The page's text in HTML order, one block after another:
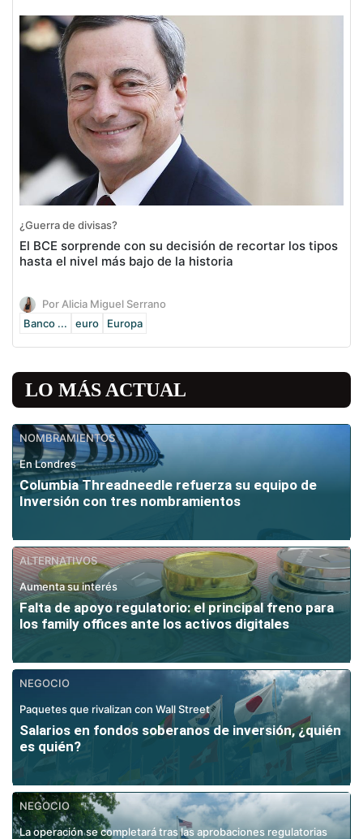
¿Guerra de divisas?
El BCE sorprende con su decisión de recortar los tipos
hasta el nivel más bajo de la historia
Por Alicia Miguel Serrano
Banco ...
euro Europa
LO MÁS ACTUAL
NOMBRAMIENTOS
En Londres
Columbia Threadneedle refuerza su equipo de
Inversión con tres nombramientos
ALTERNATIVOS
Aumenta su interés
Falta de apoyo regulatorio: el principal freno para
los family offices ante los activos digitales
NEGOCIO
Paquetes que rivalizan con Wall Street
Salarios en fondos soberanos de inversión, ¿quién
es quién?
NEGOCIO
La operación se completará tras las aprobaciones regulatorias